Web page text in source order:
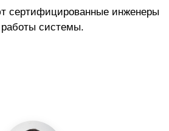
сертифицированные инженеры
системы.